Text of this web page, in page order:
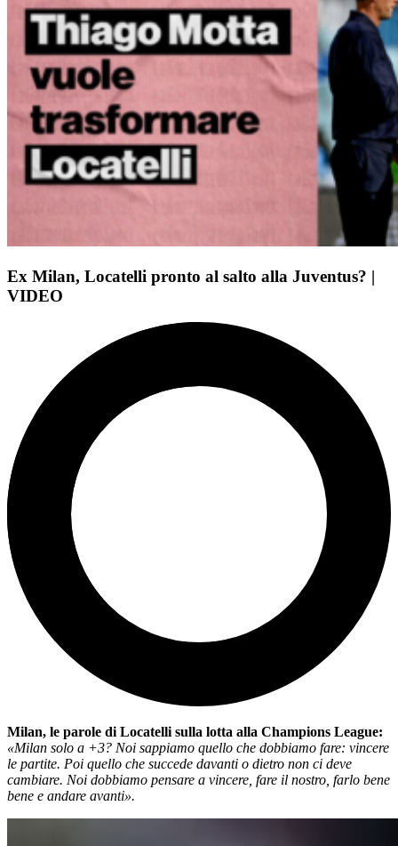
Ex Milan, Locatelli pronto al salto alla Juventus? |
VIDEO
Milan, le parole di Locatelli sulla lotta alla Champions League:
«Milan solo a +3? Noi sappiamo quello che dobbiamo fare: vincere
le partite. Poi quello che succede davanti o dietro non ci deve
cambiare. Noi dobbiamo pensare a vincere, fare il nostro, farlo bene
bene e andare avanti».